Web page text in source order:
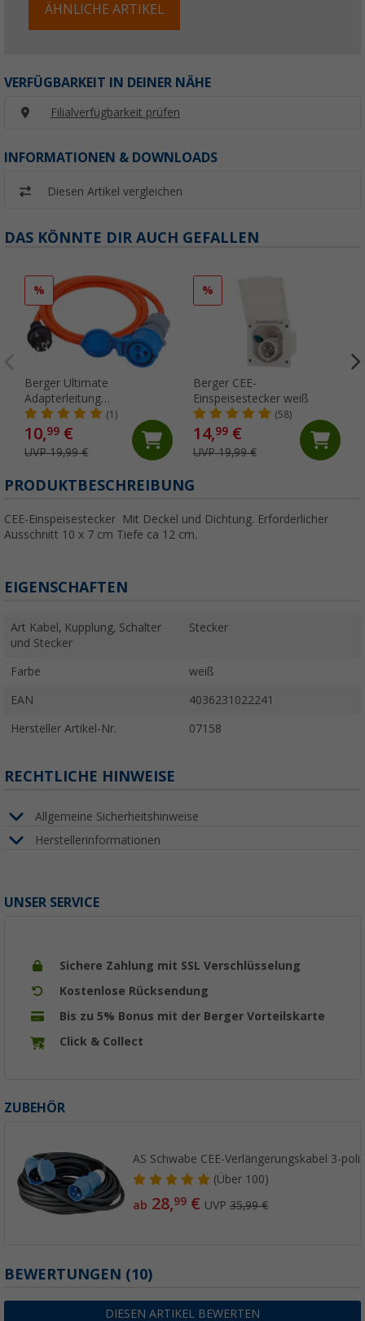
ÄHNLICHE ARTIKEL
VERFÜGBARKEIT IN DEINER NÄHE
Filialverfügbarkeit prüfen
INFORMATIONEN & DOWNLOADS
Diesen Artikel vergleichen
DAS KÖNNTE DIR AUCH GEFALLEN
%
Berger Ultimate
Adapterleitung
Schutzkontakt-Stecker und
CEE-Kupplung 1,5 m
Orange
(1)
10,99 €
UVP 19,99 €
%
Berger CEE-
Einspeisestecker weiß
(58)
14,99€
UVP 19,99 €
PRODUKTBESCHREIBUNG
CEE-Einspeisestecker Mit Deckel und Dichtung. Erforderlicher
Ausschnitt 10 x 7 cm Tiefe ca 12 cm.
EIGENSCHAFTEN
Art Kabel, Kupplung, Schalter
und Stecker
Stecker
Farbe weiß
EAN 4036231022241
Hersteller Artikel-Nr. 07158
RECHTLICHE HINWEISE
Allgemeine Sicherheitshinweise
Herstellerinformationen
UNSER SERVICE
Sichere Zahlung mit SSL Verschlüsselung
Kostenlose Rücksendung
Bis zu 5% Bonus mit der Berger Vorteilskarte
Click & Collect
ZUBEHÖR
AS Schwabe CEE-Verlängerungskabel 3-
(Über100)
ab 28,99 € UVP35,99 €
BEWERTUNGEN (10)
DIESEN ARTIKEL BEWERTEN